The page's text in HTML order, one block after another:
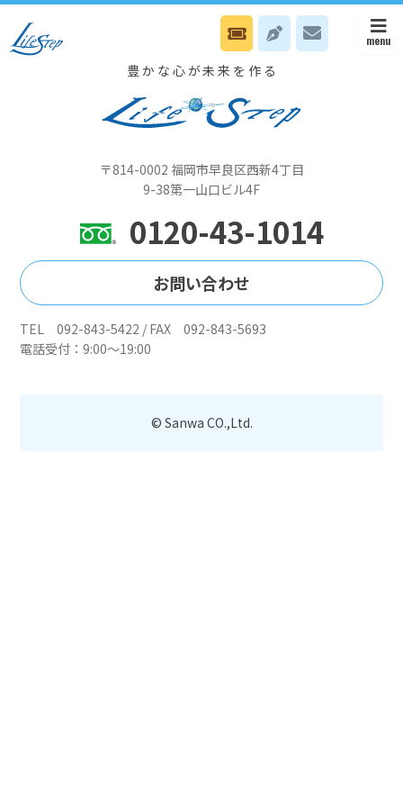
11月27日（水）八幡オフィスは健やかセミナーです
豊かな心が未来を作る
〒814-0002 福岡市早良区西新4丁目
9-38第一山口ビル4F
0120-43-1014
お問い合わせ
TEL 092-843-5422 / FAX 092-843-5693
電話受付：9:00～19:00
© Sanwa CO.,Ltd.